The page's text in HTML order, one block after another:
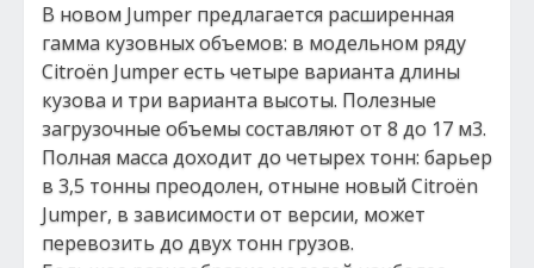
В новом Jumper предлагается расширенная
гамма кузовных объемов: в модельном ряду
Citroёn Jumper есть четыре варианта длины
кузова и три варианта высоты. Полезные
загрузочные объемы составляют от 8 до 17 м3.
Полная масса доходит до четырех тонн: барьер
в 3,5 тонны преодолен, отныне новый Citroёn
Jumper, в зависимости от версии, может
перевозить до двух тонн грузов.